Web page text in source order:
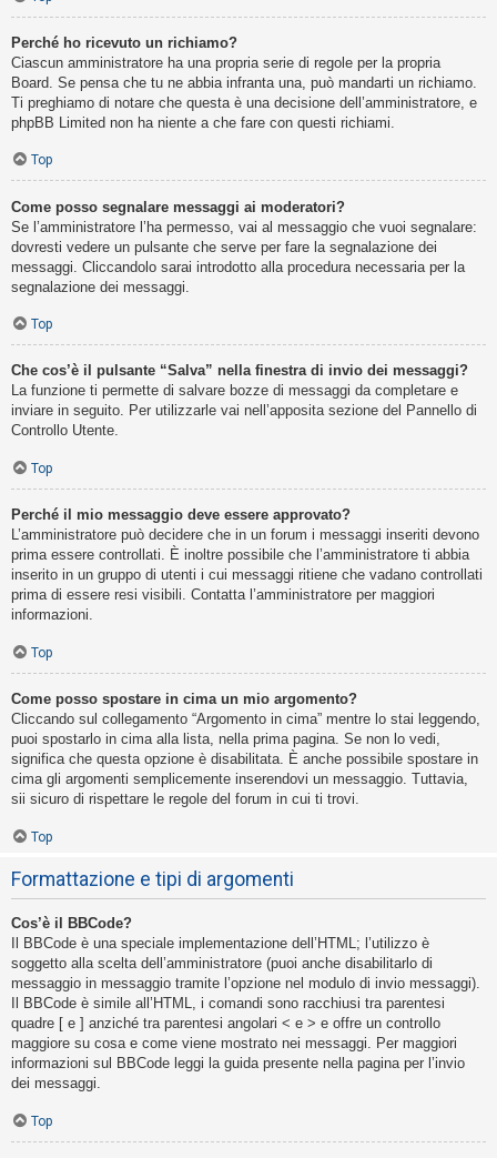
Perché ho ricevuto un richiamo?
Ciascun amministratore ha una propria serie di regole per la propria
Board. Se pensa che tu ne abbia infranta una, può mandarti un richiamo.
Ti preghiamo di notare che questa è una decisione dell’amministratore, e
phpBB Limited non ha niente a che fare con questi richiami.
Top
Come posso segnalare messaggi ai moderatori?
Se l’amministratore l’ha permesso, vai al messaggio che vuoi segnalare:
dovresti vedere un pulsante che serve per fare la segnalazione dei
messaggi. Cliccandolo sarai introdotto alla procedura necessaria per la
segnalazione dei messaggi.
Top
Che cos’è il pulsante “Salva” nella finestra di invio dei messaggi?
La funzione ti permette di salvare bozze di messaggi da completare e
inviare in seguito. Per utilizzarle vai nell’apposita sezione del Pannello di
Controllo Utente.
Top
Perché il mio messaggio deve essere approvato?
L’amministratore può decidere che in un forum i messaggi inseriti devono
prima essere controllati. È inoltre possibile che l’amministratore ti abbia
inserito in un gruppo di utenti i cui messaggi ritiene che vadano controllati
prima di essere resi visibili. Contatta l’amministratore per maggiori
informazioni.
Top
Come posso spostare in cima un mio argomento?
Cliccando sul collegamento “Argomento in cima” mentre lo stai leggendo,
puoi spostarlo in cima alla lista, nella prima pagina. Se non lo vedi,
significa che questa opzione è disabilitata. È anche possibile spostare in
cima gli argomenti semplicemente inserendovi un messaggio. Tuttavia,
sii sicuro di rispettare le regole del forum in cui ti trovi.
Top
Formattazione e tipi di argomenti
Cos’è il BBCode?
Il BBCode è una speciale implementazione dell’HTML; l’utilizzo è
soggetto alla scelta dell’amministratore (puoi anche disabilitarlo di
messaggio in messaggio tramite l’opzione nel modulo di invio messaggi).
Il BBCode è simile all’HTML, i comandi sono racchiusi tra parentesi
quadre [ e ] anziché tra parentesi angolari < e > e offre un controllo
maggiore su cosa e come viene mostrato nei messaggi. Per maggiori
informazioni sul BBCode leggi la guida presente nella pagina per l’invio
dei messaggi.
Top